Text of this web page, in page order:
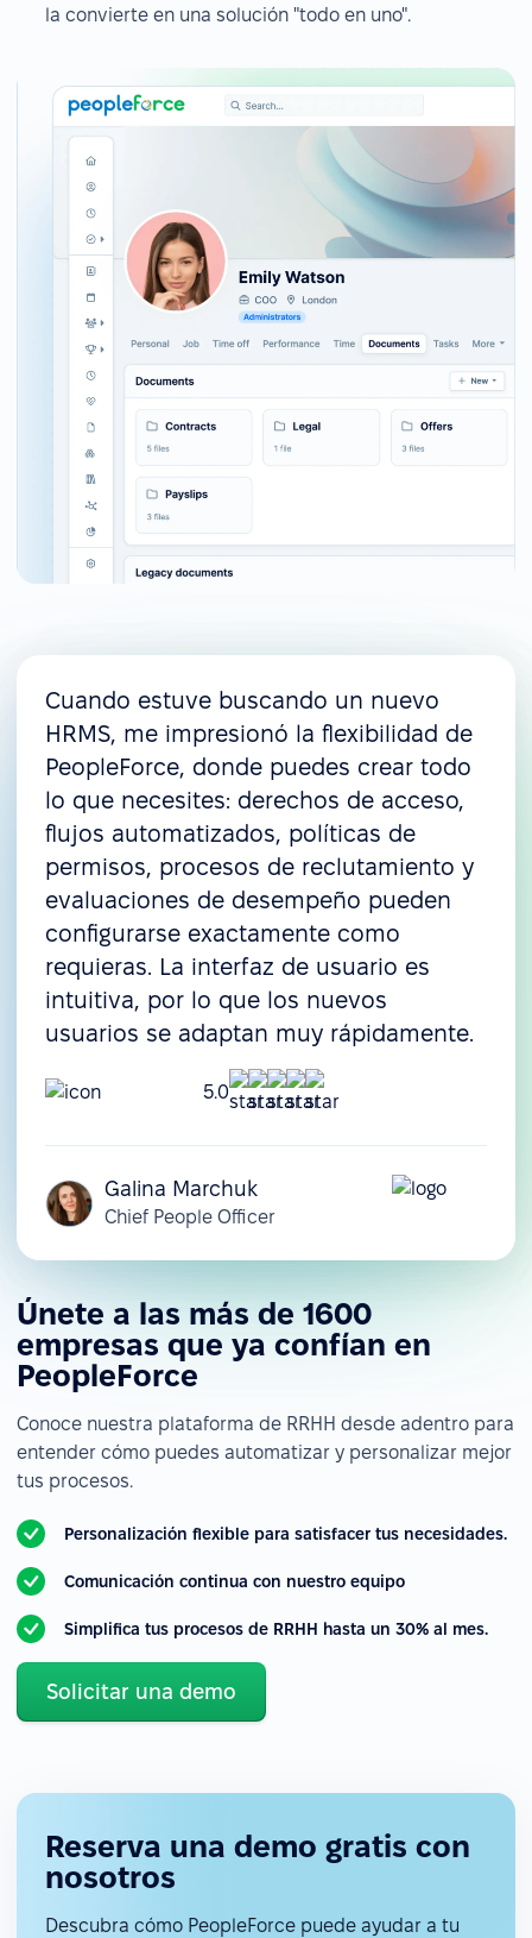
la convierte en una solución "todo en uno".
Cuando estuve buscando un nuevo
HRMS, me impresionó la flexibilidad de
PeopleForce, donde puedes crear todo
lo que necesites: derechos de acceso,
flujos automatizados, políticas de
permisos, procesos de reclutamiento y
evaluaciones de desempeño pueden
configurarse exactamente como
requieras. La interfaz de usuario es
intuitiva, por lo que los nuevos
usuarios se adaptan muy rápidamente.
5.0
Galina Marchuk
Chief People Officer
Únete a las más de 1600
empresas que ya confían en
PeopleForce
Conoce nuestra plataforma de RRHH desde adentro para
entender cómo puedes automatizar y personalizar mejor
tus procesos.
Personalización flexible para satisfacer tus necesidades.
Comunicación continua con nuestro equipo
Simplifica tus procesos de RRHH hasta un 30% al mes.
Solicitar una demo
Reserva una demo gratis con
nosotros
Descubra cómo PeopleForce puede ayudar a tu